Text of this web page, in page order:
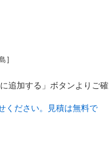
]
追加する」ボタンよりご確
ください。見積は無料で